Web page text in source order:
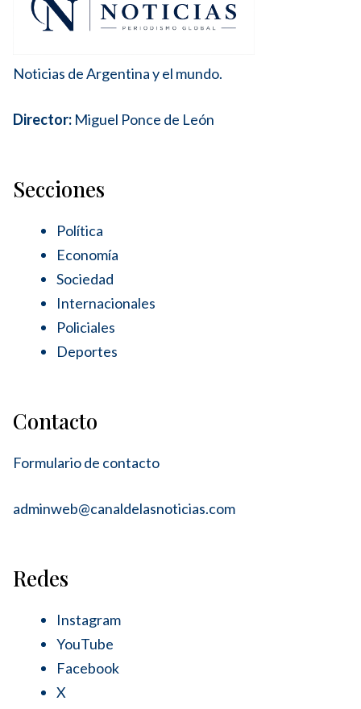
Noticias de Argentina y el mundo.
Director: Miguel Ponce de León
Secciones
Política
Economía
Sociedad
Internacionales
Policiales
Deportes
Contacto
Formulario de contacto
adminweb@canaldelasnoticias.com
Redes
Instagram
YouTube
Facebook
X